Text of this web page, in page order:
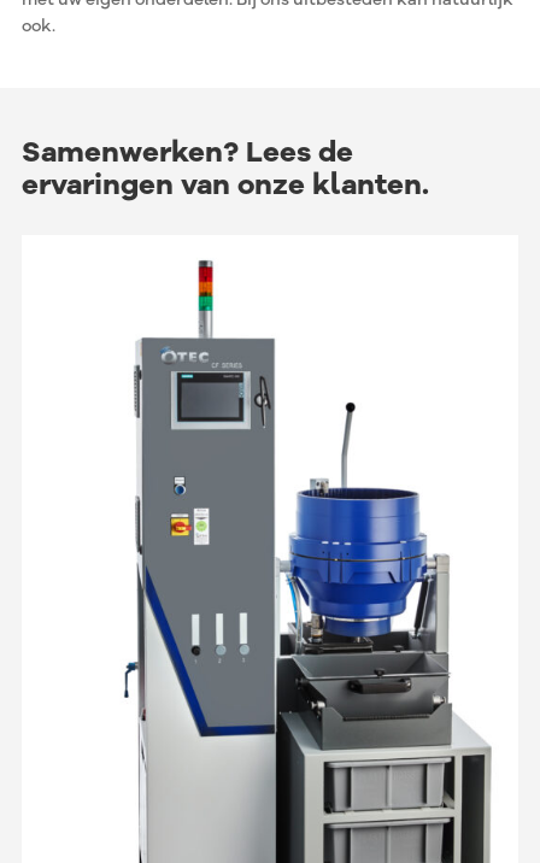
ook.
Samenwerken? Lees de
ervaringen van onze klanten.